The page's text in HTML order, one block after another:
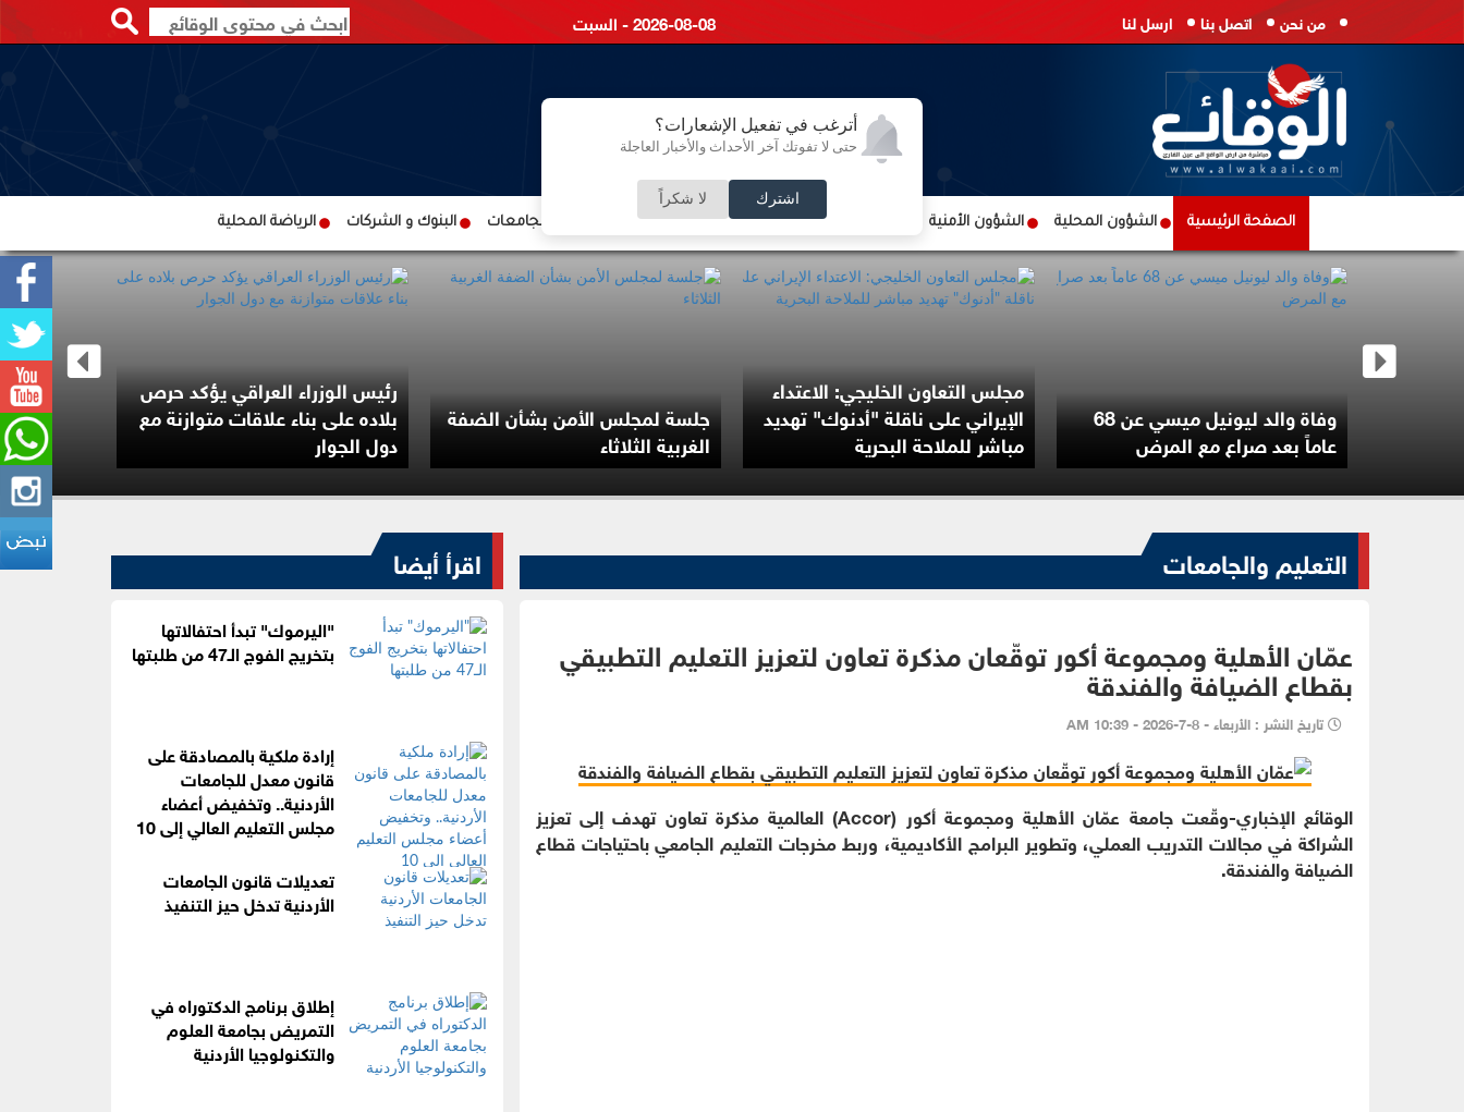
أترغب في تفعيل الإشعارات؟
حتى لا تفوتك آخر الأحداث والأخبار العاجلة
اشترك لا شكراً
من نحن اتصل بنا ارسل لنا 2026-08-08 - السبت
الصفحة الرئيسية الشؤون المحلية الشؤون الأمنية الشؤون الإقتصادية الشؤون البرلمانية التعليم والجامعات البنوك و الشركات الرياضة المحلية
وفاة والد ليونيل ميسي عن 68
عاماً بعد صراع مع المرض
مجلس التعاون الخليجي: الاعتداء
الإيراني على ناقلة "أدنوك" تهديد
مباشر للملاحة البحرية
جلسة لمجلس الأمن بشأن الضفة
الغربية الثلاثاء
رئيس الوزراء العراقي يؤكد حرص
بلاده على بناء علاقات متوازنة مع
دول الجوار
مجلس
على
التعليم والجامعات
عمّان الأهلية ومجموعة أكور توقّعان مذكرة تعاون لتعزيز التعليم التطبيقي
بقطاع الضيافة والفندقة
تاريخ النشر : الأربعاء - 8-7-2026 - 10:39 AM
الوقائع الإخباري-وقّعت جامعة عمّان الأهلية ومجموعة أكور (Accor) العالمية مذكرة تعاون تهدف إلى تعزيز
الشراكة في مجالات التدريب العملي، وتطوير البرامج الأكاديمية، وربط مخرجات التعليم الجامعي باحتياجات قطاع
الضيافة والفندقة.
اقرأ أيضا
"اليرموك" تبدأ احتفالاتها
بتخريج الفوج الـ47 من طلبتها
إرادة ملكية بالمصادقة على
قانون معدل للجامعات
الأردنية.. وتخفيض أعضاء
مجلس التعليم العالي إلى 10
تعديلات قانون الجامعات
الأردنية تدخل حيز التنفيذ
إطلاق برنامج الدكتوراه في
التمريض بجامعة العلوم
والتكنولوجيا الأردنية